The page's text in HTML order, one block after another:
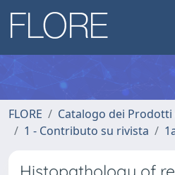
FLORE
Catalogo dei Prodotti
1 - Contributo su rivista